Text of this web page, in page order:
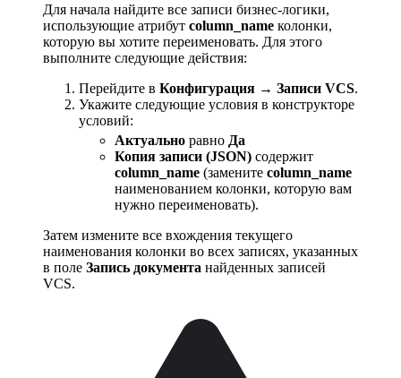
Для начала найдите все записи бизнес-логики,
использующие атрибут column_name колонки,
которую вы хотите переименовать. Для этого
выполните следующие действия:
Перейдите в Конфигурация → Записи VCS.
Укажите следующие условия в конструкторе
условий:
Актуально равно Да
Копия записи (JSON) содержит
column_name (замените column_name
наименованием колонки, которую вам
нужно переименовать).
Затем измените все вхождения текущего
наименования колонки во всех записях, указанных
в поле Запись документа найденных записей
VCS.